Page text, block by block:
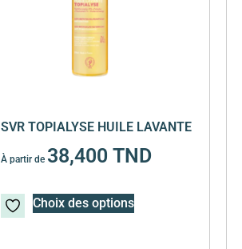
SVR TOPIALYSE HUILE LAVANTE
À partir de 38,400 TND
Choix des options